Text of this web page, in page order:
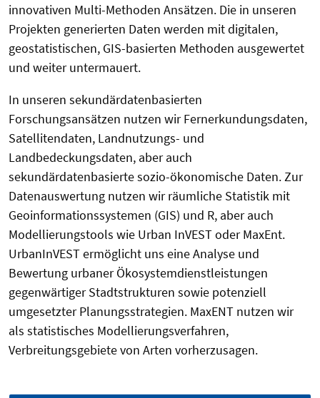
innovativen Multi-Methoden Ansätzen. Die in unseren
Projekten generierten Daten werden mit digitalen,
geostatistischen, GIS-basierten Methoden ausgewertet
und weiter untermauert.
In unseren sekundärdatenbasierten
Forschungsansätzen nutzen wir Fernerkundungsdaten,
Satellitendaten, Landnutzungs- und
Landbedeckungsdaten, aber auch
sekundärdatenbasierte sozio-ökonomische Daten. Zur
Datenauswertung nutzen wir räumliche Statistik mit
Geoinformationssystemen (GIS) und R, aber auch
Modellierungstools wie Urban InVEST oder MaxEnt.
UrbanInVEST ermöglicht uns eine Analyse und
Bewertung urbaner Ökosystemdienstleistungen
gegenwärtiger Stadtstrukturen sowie potenziell
umgesetzter Planungsstrategien. MaxENT nutzen wir
als statistisches Modellierungsverfahren,
Verbreitungsgebiete von Arten vorherzusagen.